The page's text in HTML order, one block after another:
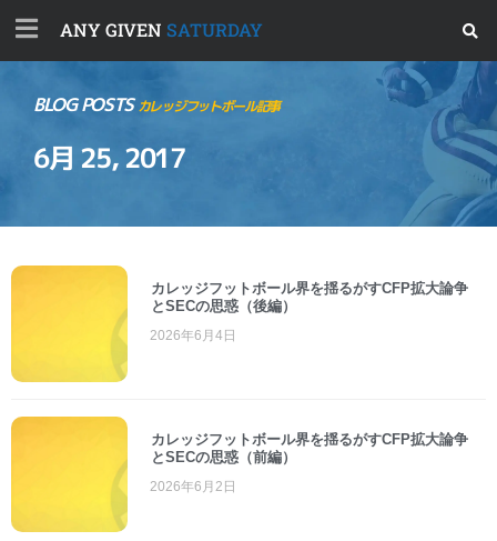
ANY GIVEN SATURDAY
BLOG POSTSカレッジフットボール記事
6月 25, 2017
カレッジフットボール界を揺るがすCFP拡大論争
とSECの思惑（後編）
2026年6月4日
カレッジフットボール界を揺るがすCFP拡大論争
とSECの思惑（前編）
2026年6月2日